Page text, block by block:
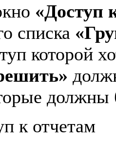
«Доступ
списка
которой